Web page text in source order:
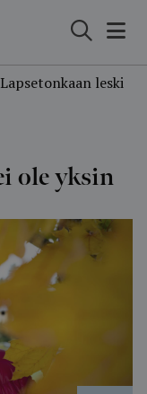
Lapsetonkaan leski
ole yksin